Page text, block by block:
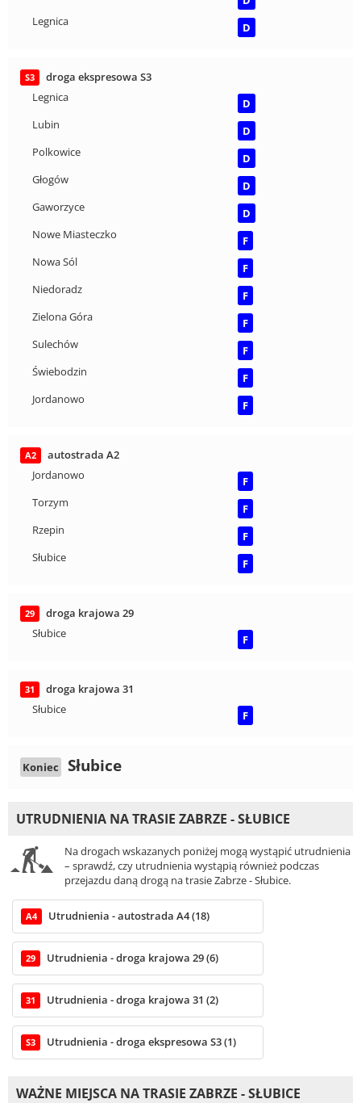
Legnica
D
S3
droga ekspresowa S3
Legnica
D
Lubin
D
Polkowice
D
Głogów
D
Gaworzyce
D
Nowe Miasteczko
F
Nowa Sól
F
Niedoradz
F
Zielona Góra
F
Sulechów
F
Świebodzin
F
Jordanowo
F
A2
autostrada A2
Jordanowo
F
Torzym
F
Rzepin
F
Słubice
F
29
droga krajowa 29
Słubice
F
31
droga krajowa 31
Słubice
F
Koniec Słubice
UTRUDNIENIA NA TRASIE ZABRZE - SŁUBICE
Na drogach wskazanych poniżej mogą wystąpić utrudnienia
– sprawdź, czy utrudnienia wystąpią również podczas
przejazdu daną drogą na trasie Zabrze - Słubice.
A4 Utrudnienia - autostrada A4 (18)
29 Utrudnienia - droga krajowa 29 (6)
31 Utrudnienia - droga krajowa 31 (2)
S3 Utrudnienia - droga ekspresowa S3 (1)
WAŻNE MIEJSCA NA TRASIE ZABRZE - SŁUBICE